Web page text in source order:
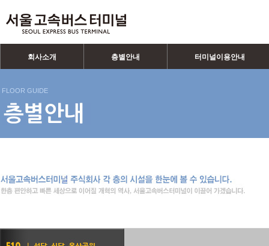
회사소개 층별안내 터미널이용안내
FLOOR GUIDE